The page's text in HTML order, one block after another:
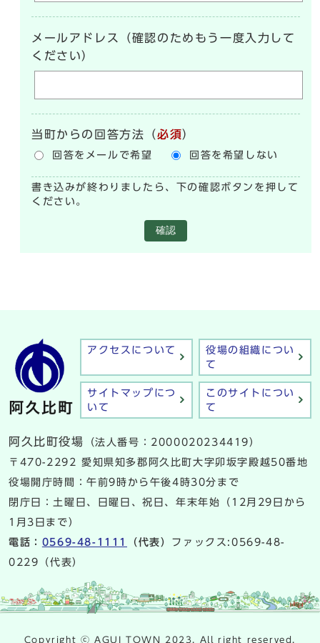
メールアドレス（確認のためもう一度入力して
ください）
当町からの回答方法 （必須）
回答をメールで希望 回答を希望しない
書き込みが終わりましたら、下の確認ボタンを押して
ください。
確認
アクセスについて
役場の組織につい
て
サイトマップにつ
いて
このサイトについ
て
阿久比町役場
（法人番号：2000020234419）
〒470-2292 愛知県知多郡阿久比町大字卯坂字殿越50番地
役場開庁時間：午前9時から午後4時30分まで
閉庁日：土曜日、日曜日、祝日、年末年始（12月29日から
1月3日まで）
電話： 0569-48-1111 （代表） ファックス:0569-48-
0229（代表）
Copyright ⓒ AGUI TOWN 2023. All right reserved.